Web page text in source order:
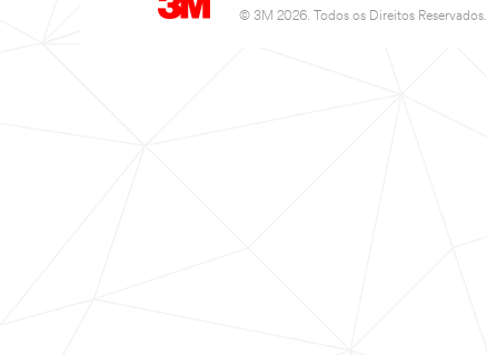
© 3M 2026. Todos os Direitos Reservados.